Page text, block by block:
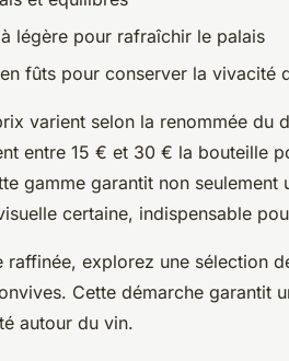
légère pour rafraîchir le palais
fûts pour conserver la vivacité
varient selon la renommée du
entre 15 € et 30 € la bouteille
gamme garantit non seulement
certaine, indispensable
raffinée, explorez une sélection
Cette démarche garantit
autour du vin.